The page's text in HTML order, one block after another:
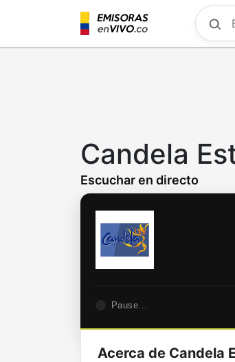
Candela
Escuchar en directo
Pause...
Acerca de Candela